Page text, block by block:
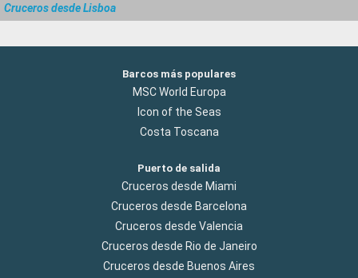
Cruceros desde Lisboa
Barcos más populares
MSC World Europa
Icon of the Seas
Costa Toscana
Puerto de salida
Cruceros desde Miami
Cruceros desde Barcelona
Cruceros desde Valencia
Cruceros desde Rio de Janeiro
Cruceros desde Buenos Aires